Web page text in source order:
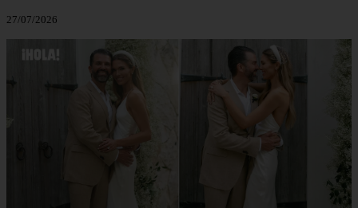
27/07/2026